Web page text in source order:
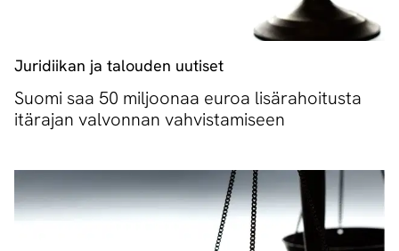
Juridiikan ja talouden uutiset
Suomi saa 50 miljoonaa euroa lisärahoitusta
itärajan valvonnan vahvistamiseen